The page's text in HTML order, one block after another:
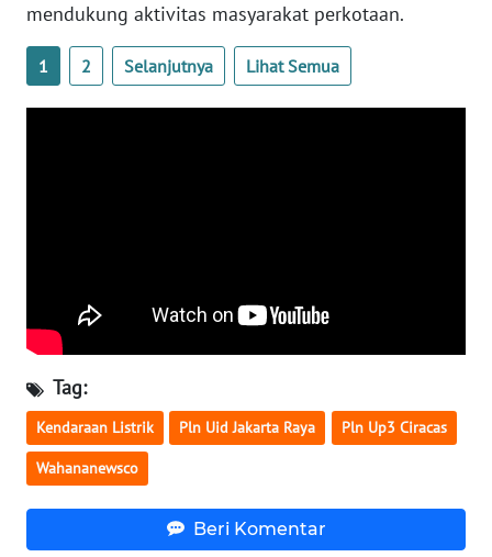
mendukung aktivitas masyarakat perkotaan.
1 2 Selanjutnya Lihat Semua
Tag:
Kendaraan Listrik Pln Uid Jakarta Raya Pln Up3 Ciracas
Wahananewsco
Beri Komentar
WN
WN
LAMPUNG